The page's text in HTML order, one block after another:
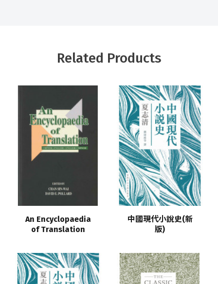
Related Products
An Encyclopaedia
of Translation
中國現代小說史(新
版)